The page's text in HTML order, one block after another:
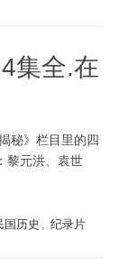
集全.在
秘》栏目里的四
黎元洪、袁世
国历史 , 纪录片